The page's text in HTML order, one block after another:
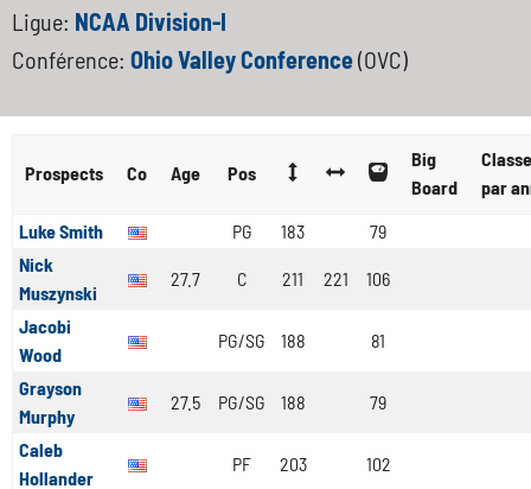
Ligue: NCAA Division-I
Conférence: Ohio Valley Conference(OVC)
Prospects Co Age Pos
Big
Board
par
Luke Smith
PG 183
79
Nick
Muszynski
27.7 C 211 221 106
Jacobi
Wood
PG/SG 188 81
Grayson
Murphy
27.5 PG/SG 188 79
Caleb
Hollander
PF 203 102